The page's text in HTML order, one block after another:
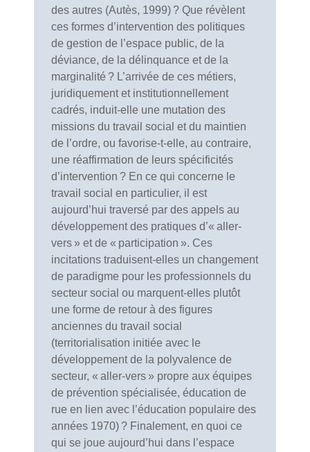
des autres (Autès, 1999) ? Que révèlent
ces formes d’intervention des politiques
de gestion de l’espace public, de la
déviance, de la délinquance et de la
marginalité ? L’arrivée de ces métiers,
juridiquement et institutionnellement
cadrés, induit-elle une mutation des
missions du travail social et du maintien
de l’ordre, ou favorise-t-elle, au contraire,
une réaffirmation de leurs spécificités
d’intervention ? En ce qui concerne le
travail social en particulier, il est
aujourd’hui traversé par des appels au
développement des pratiques d’« aller-
vers » et de « participation ». Ces
incitations traduisent-elles un changement
de paradigme pour les professionnels du
secteur social ou marquent-elles plutôt
une forme de retour à des figures
anciennes du travail social
(territorialisation initiée avec le
développement de la polyvalence de
secteur, « aller-vers » propre aux équipes
de prévention spécialisée, éducation de
rue en lien avec l’éducation populaire des
années 1970) ? Finalement, en quoi ce
qui se joue aujourd’hui dans l’espace